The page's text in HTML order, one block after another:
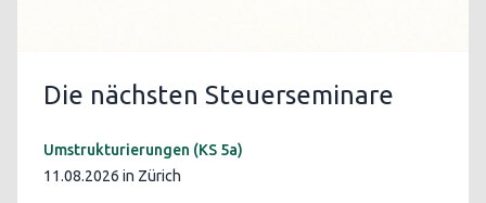
Die nächsten Steuerseminare
Umstrukturierungen (KS 5a)
11.08.2026 in Zürich